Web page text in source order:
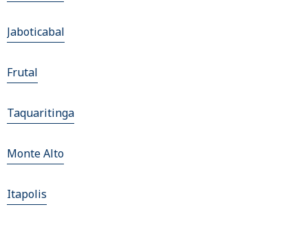
Jaboticabal
Frutal
Taquaritinga
Monte Alto
Itapolis